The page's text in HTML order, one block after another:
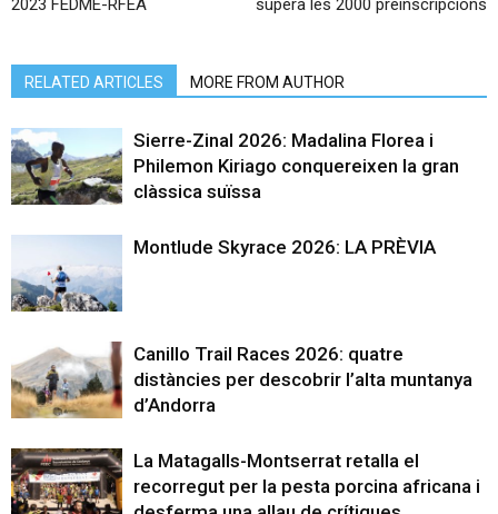
2023 FEDME-RFEA supera les 2000 preinscripcions
RELATED ARTICLES MORE FROM AUTHOR
Sierre-Zinal 2026: Madalina Florea i
Philemon Kiriago conquereixen la gran
clàssica suïssa
Montlude Skyrace 2026: LA PRÈVIA
Canillo Trail Races 2026: quatre
distàncies per descobrir l’alta muntanya
d’Andorra
La Matagalls-Montserrat retalla el
recorregut per la pesta porcina africana i